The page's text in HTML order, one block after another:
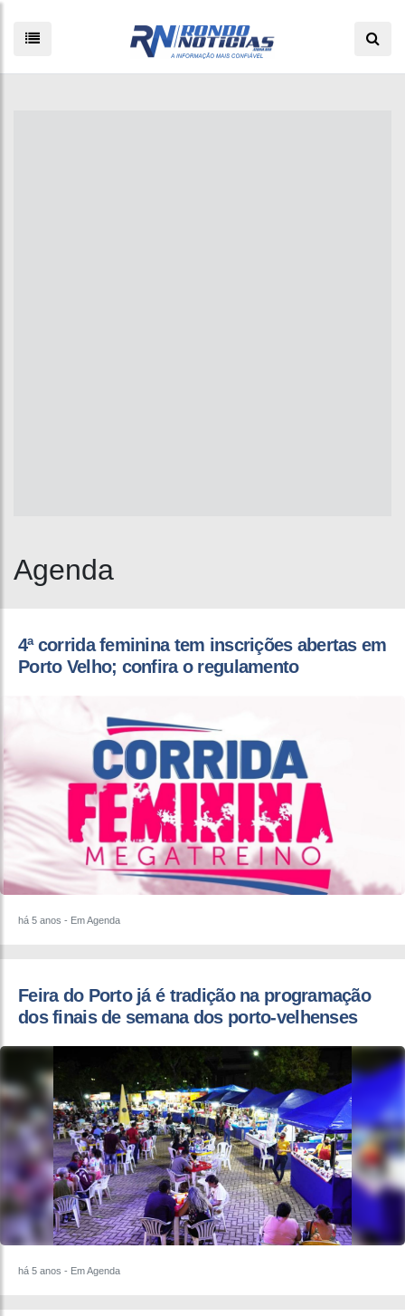
Agenda
4ª corrida feminina tem inscrições abertas em
Porto Velho; confira o regulamento
há 5 anos - Em Agenda
Feira do Porto já é tradição na programação
dos finais de semana dos porto-velhenses
há 5 anos - Em Agenda